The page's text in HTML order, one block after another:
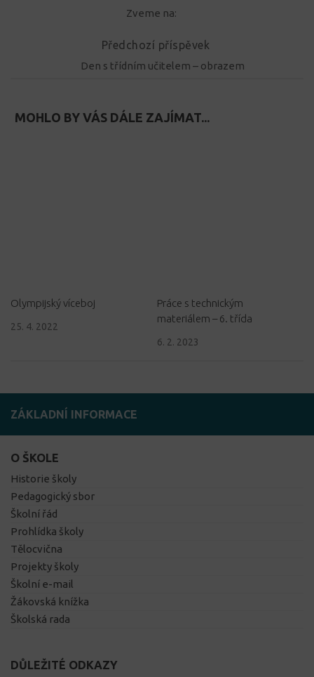
Zveme na:
Předchozí příspěvek
Den s třídním učitelem – obrazem
MOHLO BY VÁS DÁLE ZAJÍMAT...
Olympijský víceboj
25. 4. 2022
Práce s technickým
materiálem – 6. třída
6. 2. 2023
ZÁKLADNÍ INFORMACE
O ŠKOLE
Historie školy
Pedagogický sbor
Školní řád
Prohlídka školy
Tělocvična
Projekty školy
Školní e-mail
Žákovská knížka
Školská rada
DŮLEŽITÉ ODKAZY